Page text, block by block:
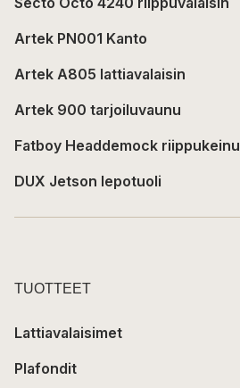
Artek PN001 Kanto
Artek A805 lattiavalaisin
Artek 900 tarjoiluvaunu
Fatboy Headdemock riippukeinu
DUX Jetson lepotuoli
TUOTTEET
Lattiavalaisimet
Plafondit